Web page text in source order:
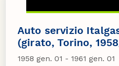
Auto servizio
(girato, Torino,
1958 gen. 01 - 1961 gen. 01